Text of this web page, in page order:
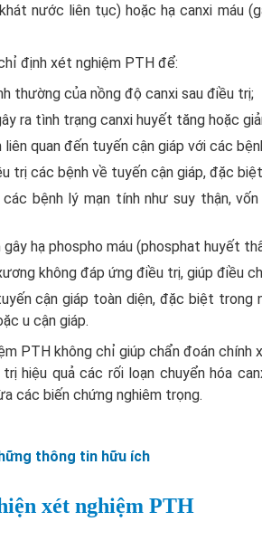
nước liên tục) hoặc hạ canxi máu
định xét nghiệm PTH để:
thường của nồng độ canxi sau điều trị;
ra tình trạng canxi huyết tăng hoặc
liên quan đến tuyến cận giáp với các
trị các bệnh về tuyến cận giáp, đặc
bệnh lý mạn tính như suy thận,
gây hạ phospho máu (phosphat huyết
không đáp ứng điều trị, giúp điều
cận giáp toàn diện, đặc biệt trong
u cận giáp.
PTH không chỉ giúp chẩn đoán chính
hiệu quả các rối loạn chuyển hóa
các biến chứng nghiêm trọng.
thông tin hữu ích
xét nghiệm PTH